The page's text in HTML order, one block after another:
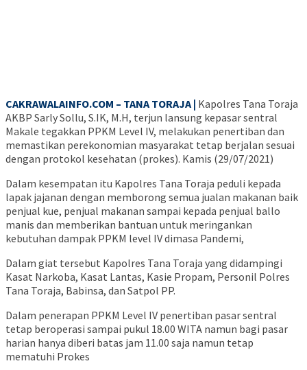
CAKRAWALAINFO.COM – TANA TORAJA | Kapolres Tana Toraja
AKBP Sarly Sollu, S.IK, M.H, terjun lansung kepasar sentral
Makale tegakkan PPKM Level IV, melakukan penertiban dan
memastikan perekonomian masyarakat tetap berjalan sesuai
dengan protokol kesehatan (prokes). Kamis (29/07/2021)
Dalam kesempatan itu Kapolres Tana Toraja peduli kepada
lapak jajanan dengan memborong semua jualan makanan baik
penjual kue, penjual makanan sampai kepada penjual ballo
manis dan memberikan bantuan untuk meringankan
kebutuhan dampak PPKM level IV dimasa Pandemi,
Dalam giat tersebut Kapolres Tana Toraja yang didampingi
Kasat Narkoba, Kasat Lantas, Kasie Propam, Personil Polres
Tana Toraja, Babinsa, dan Satpol PP.
Dalam penerapan PPKM Level IV penertiban pasar sentral
tetap beroperasi sampai pukul 18.00 WITA namun bagi pasar
harian hanya diberi batas jam 11.00 saja namun tetap
mematuhi Prokes